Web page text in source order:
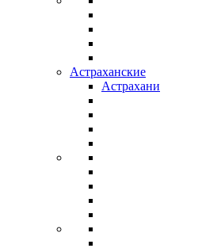
Астраханские
Астрахани